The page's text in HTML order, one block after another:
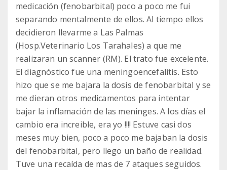
medicación (fenobarbital) poco a poco me fui
separando mentalmente de ellos. Al tiempo ellos
decidieron llevarme a Las Palmas
(Hosp.Veterinario Los Tarahales) a que me
realizaran un scanner (RM). El trato fue excelente.
El diagnóstico fue una meningoencefalitis. Esto
hizo que se me bajara la dosis de fenobarbital y se
me dieran otros medicamentos para intentar
bajar la inflamación de las meninges. A los días el
cambio era increible, era yo !!!! Estuve casi dos
meses muy bien, poco a poco me bajaban la dosis
del fenobarbital, pero llego un baño de realidad.
Tuve una recaída de mas de 7 ataques seguidos.